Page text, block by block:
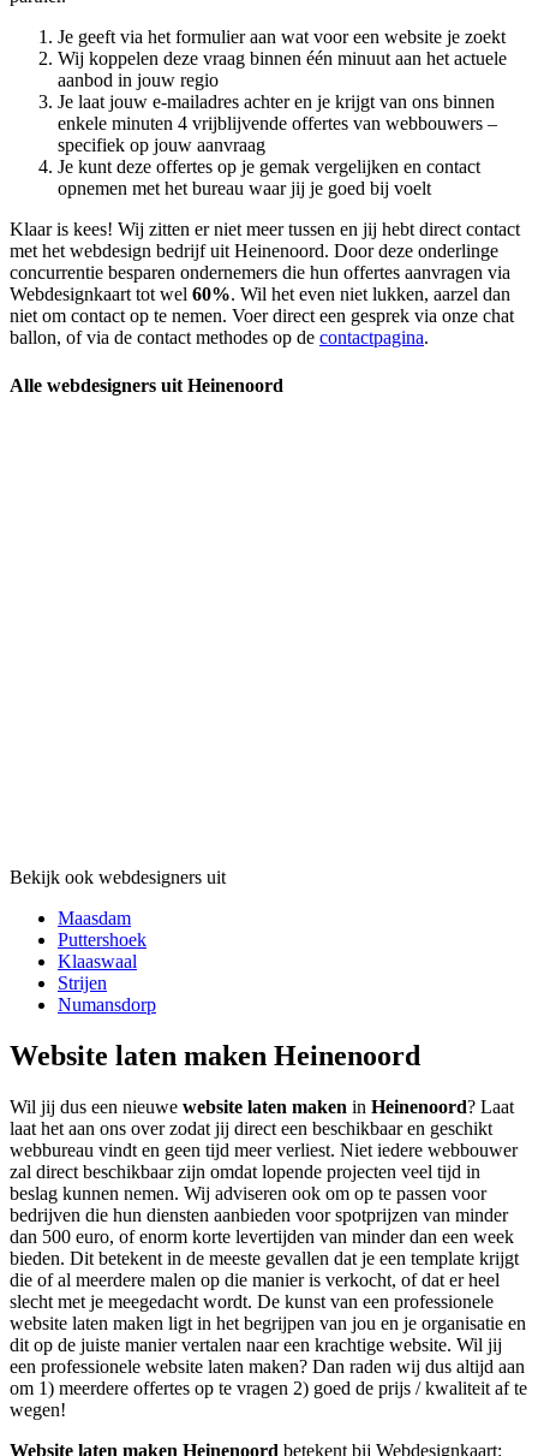
Je geeft via het formulier aan wat voor een website je zoekt
Wij koppelen deze vraag binnen één minuut aan het actuele
aanbod in jouw regio
Je laat jouw e-mailadres achter en je krijgt van ons binnen
enkele minuten 4 vrijblijvende offertes van webbouwers –
specifiek op jouw aanvraag
Je kunt deze offertes op je gemak vergelijken en contact
opnemen met het bureau waar jij je goed bij voelt
Klaar is kees! Wij zitten er niet meer tussen en jij hebt direct contact
met het webdesign bedrijf uit Heinenoord. Door deze onderlinge
concurrentie besparen ondernemers die hun offertes aanvragen via
Webdesignkaart tot wel 60%. Wil het even niet lukken, aarzel dan
niet om contact op te nemen. Voer direct een gesprek via onze chat
ballon, of via de contact methodes op de contactpagina.
Alle webdesigners uit Heinenoord
Bekijk ook webdesigners uit
Maasdam
Puttershoek
Klaaswaal
Strijen
Numansdorp
Website laten maken Heinenoord
Wil jij dus een nieuwe website laten maken in Heinenoord? Laat
laat het aan ons over zodat jij direct een beschikbaar en geschikt
webbureau vindt en geen tijd meer verliest. Niet iedere webbouwer
zal direct beschikbaar zijn omdat lopende projecten veel tijd in
beslag kunnen nemen. Wij adviseren ook om op te passen voor
bedrijven die hun diensten aanbieden voor spotprijzen van minder
dan 500 euro, of enorm korte levertijden van minder dan een week
bieden. Dit betekent in de meeste gevallen dat je een template krijgt
die of al meerdere malen op die manier is verkocht, of dat er heel
slecht met je meegedacht wordt. De kunst van een professionele
website laten maken ligt in het begrijpen van jou en je organisatie en
dit op de juiste manier vertalen naar een krachtige website. Wil jij
een professionele website laten maken? Dan raden wij dus altijd aan
om 1) meerdere offertes op te vragen 2) goed de prijs / kwaliteit af te
wegen!
Website laten maken Heinenoord betekent bij Webdesignkaart: